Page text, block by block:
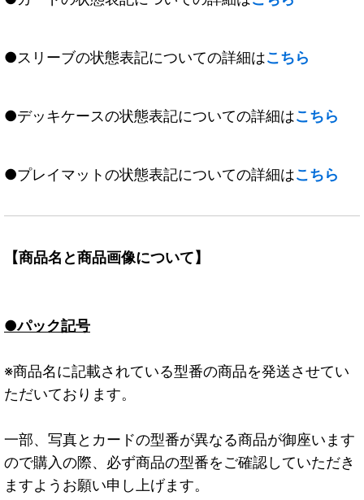
●スリーブの状態表記についての詳細はこちら
●デッキケースの状態表記についての詳細はこちら
●プレイマットの状態表記についての詳細はこちら
【商品名と商品画像について】
●パック記号
※商品名に記載されている型番の商品を発送させてい
ただいております。
一部、写真とカードの型番が異なる商品が御座います
ので購入の際、必ず商品の型番をご確認していただき
ますようお願い申し上げます。